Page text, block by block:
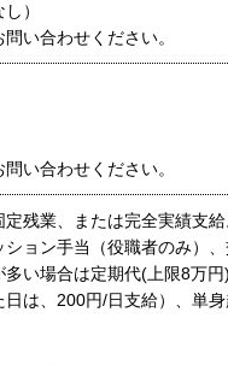
）
い合わせください。
い合わせください。
残業、または完全実績支
ョン手当（役職者のみ）
い場合は定期代(上限8万
は、200円/日支給）、単